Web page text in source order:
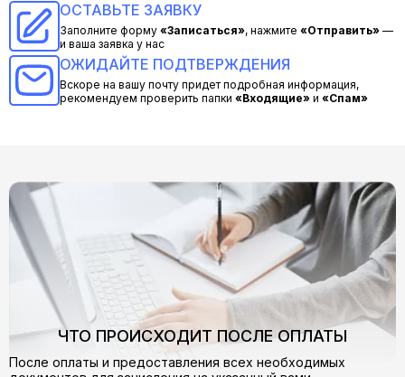
ОСТАВЬТЕ ЗАЯВКУ
Заполните форму «Записаться», нажмите «Отправить» —
и ваша заявка у нас
ОЖИДАЙТЕ ПОДТВЕРЖДЕНИЯ
Вскоре на вашу почту придет подробная информация,
рекомендуем проверить папки «Входящие» и «Спам»
ЧТО ПРОИСХОДИТ ПОСЛЕ ОПЛАТЫ
После оплаты и предоставления всех необходимых